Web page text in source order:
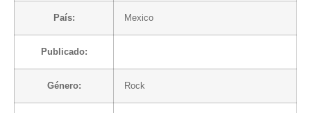
País: Mexico
Publicado:
Género: Rock